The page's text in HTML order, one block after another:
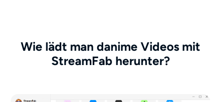
Wie lädt man danime Videos mit
StreamFab herunter?